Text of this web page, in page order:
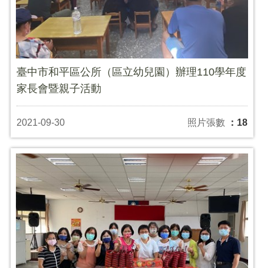
臺中市和平區公所（區立幼兒園）辦理110學年度
家長會暨親子活動
2021-09-30 照片張數 ：18